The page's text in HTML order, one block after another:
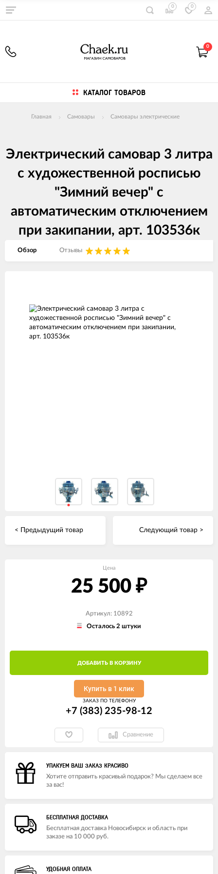
0 0
0
КАТАЛОГ ТОВАРОВ
Главная Самовары Самовары электрические
Электрический самовар 3 литра
с художественной росписью
"Зимний вечер" с
автоматическим отключением
при закипании, арт. 103536к
Обзор Отзывы
< Предыдущий товар Следующий товар >
Цена
25 500 ₽
Артикул: 10892
Осталось 2 штуки
ДОБАВИТЬ В КОРЗИНУ
Купить в 1 клик
ЗАКАЗ ПО ТЕЛЕФОНУ
+7 (383) 235-98-12
Сравнение
УПАКУЕМ ВАШ ЗАКАЗ КРАСИВО
Хотите отправить красивый подарок? Мы сделаем все
за вас!
БЕСПЛАТНАЯ ДОСТАВКА
Бесплатная доставка Новосибирск и область при
заказе на 10 000 руб.
УДОБНАЯ ОПЛАТА